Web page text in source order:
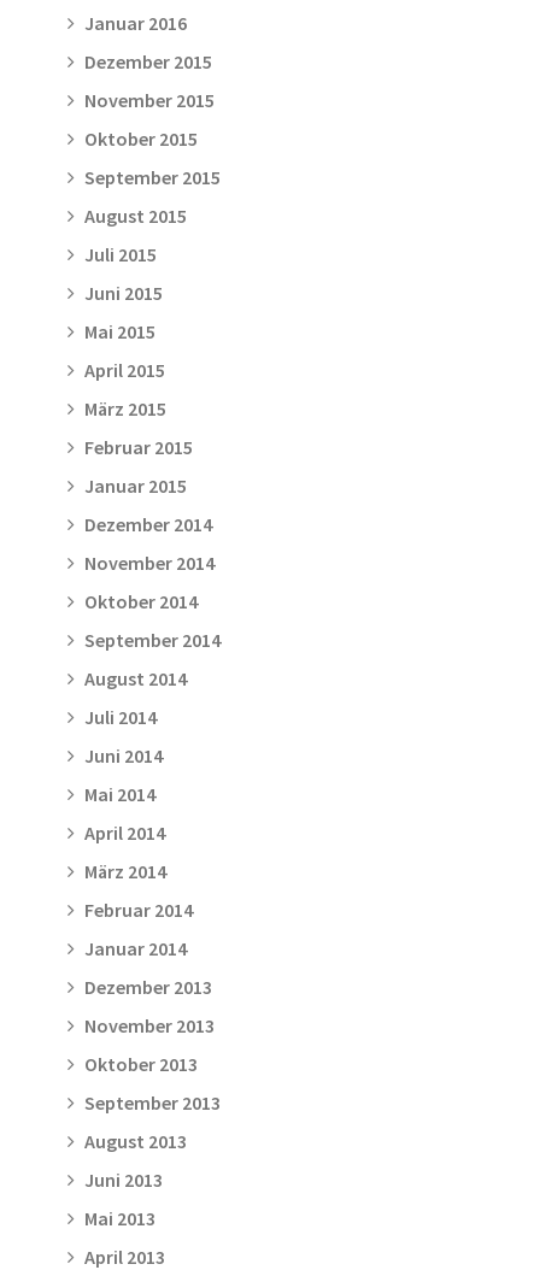
Januar 2016
Dezember 2015
November 2015
Oktober 2015
September 2015
August 2015
Juli 2015
Juni 2015
Mai 2015
April 2015
März 2015
Februar 2015
Januar 2015
Dezember 2014
November 2014
Oktober 2014
September 2014
August 2014
Juli 2014
Juni 2014
Mai 2014
April 2014
März 2014
Februar 2014
Januar 2014
Dezember 2013
November 2013
Oktober 2013
September 2013
August 2013
Juni 2013
Mai 2013
April 2013